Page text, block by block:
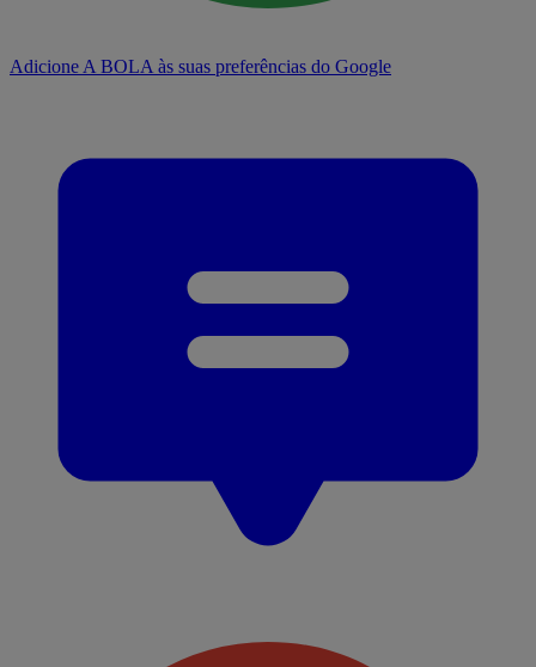
Adicione A BOLA às suas preferências do Google